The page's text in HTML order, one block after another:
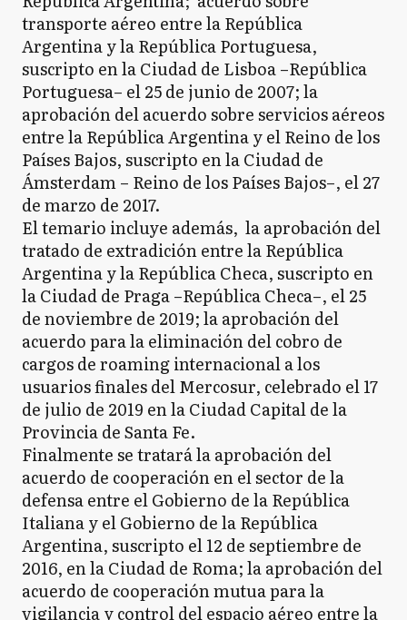
transporte aéreo entre la República
Argentina y la República Portuguesa,
suscripto en la Ciudad de Lisboa –República
Portuguesa– el 25 de junio de 2007; la
aprobación del acuerdo sobre servicios aéreos
entre la República Argentina y el Reino de los
Países Bajos, suscripto en la Ciudad de
Ámsterdam – Reino de los Países Bajos–, el 27
de marzo de 2017.
El temario incluye además, la aprobación del
tratado de extradición entre la República
Argentina y la República Checa, suscripto en
la Ciudad de Praga –República Checa–, el 25
de noviembre de 2019; la aprobación del
acuerdo para la eliminación del cobro de
cargos de roaming internacional a los
usuarios finales del Mercosur, celebrado el 17
de julio de 2019 en la Ciudad Capital de la
Provincia de Santa Fe.
Finalmente se tratará la aprobación del
acuerdo de cooperación en el sector de la
defensa entre el Gobierno de la República
Italiana y el Gobierno de la República
Argentina, suscripto el 12 de septiembre de
2016, en la Ciudad de Roma; la aprobación del
acuerdo de cooperación mutua para la
vigilancia y control del espacio aéreo entre la